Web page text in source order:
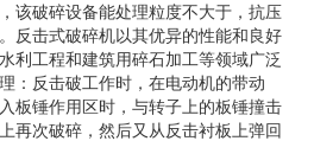
该破碎设备能处理粒度不大于，抗压
反击式破碎机以其优异的性能和良好
利工程和建筑用碎石加工等领域广泛
：反击破工作时，在电动机的带动
板锤作用区时，与转子上的板锤撞击
再次破碎，然后又从反击衬板上弹回